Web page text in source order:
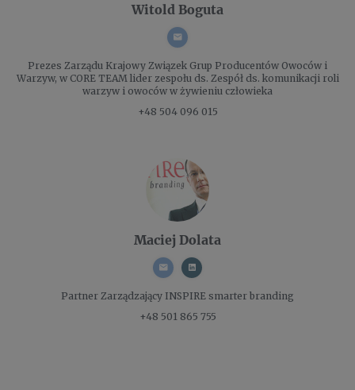
Witold Boguta
Prezes Zarządu Krajowy Związek Grup Producentów Owoców i
Warzyw, w CORE TEAM lider zespołu ds. Zespół ds. komunikacji roli
warzyw i owoców w żywieniu człowieka
+48 504 096 015
Maciej Dolata
Partner Zarządzający INSPIRE smarter branding
+48 501 865 755